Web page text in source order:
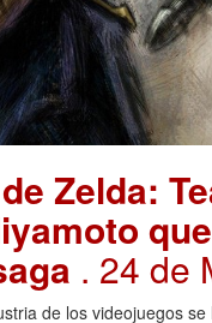
Zelda:
. 24 de
de los videojuegos